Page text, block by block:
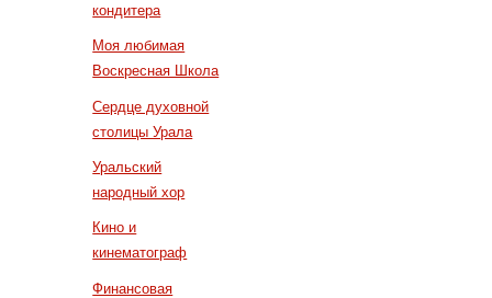
кондитера
Моя любимая
Воскресная Школа
Сердце духовной
столицы Урала
Уральский
народный хор
Кино и
кинематограф
Финансовая